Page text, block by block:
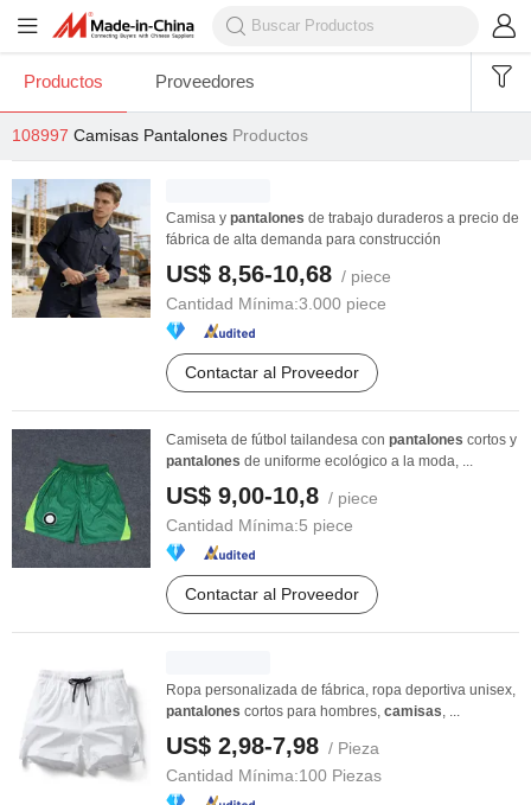
Productos Proveedores
108997 Camisas Pantalones Productos
Camisa y pantalones de trabajo duraderos a precio de
fábrica de alta demanda para construcción
US$ 8,56-10,68 / piece
Cantidad Mínima:3.000 piece
Contactar al Proveedor
Camiseta de fútbol tailandesa con pantalones cortos y
pantalones de uniforme ecológico a la moda, ...
US$ 9,00-10,8 / piece
Cantidad Mínima:5 piece
Contactar al Proveedor
Ropa personalizada de fábrica, ropa deportiva unisex,
pantalones cortos para hombres, camisas, ...
US$ 2,98-7,98 / Pieza
Cantidad Mínima:100 Piezas